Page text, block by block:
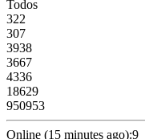
Todos
322
307
3938
3667
4336
18629
950953
Online (15 minutes ago):9